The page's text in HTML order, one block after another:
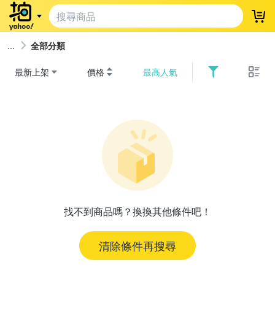
登
全部分類
最新上架 價格 最高人氣
找不到商品嗎？換換其他條件吧！
清除條件再搜尋